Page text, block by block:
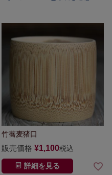
竹蕎麦猪口
販売価格 ¥1,100税込
詳細を見る